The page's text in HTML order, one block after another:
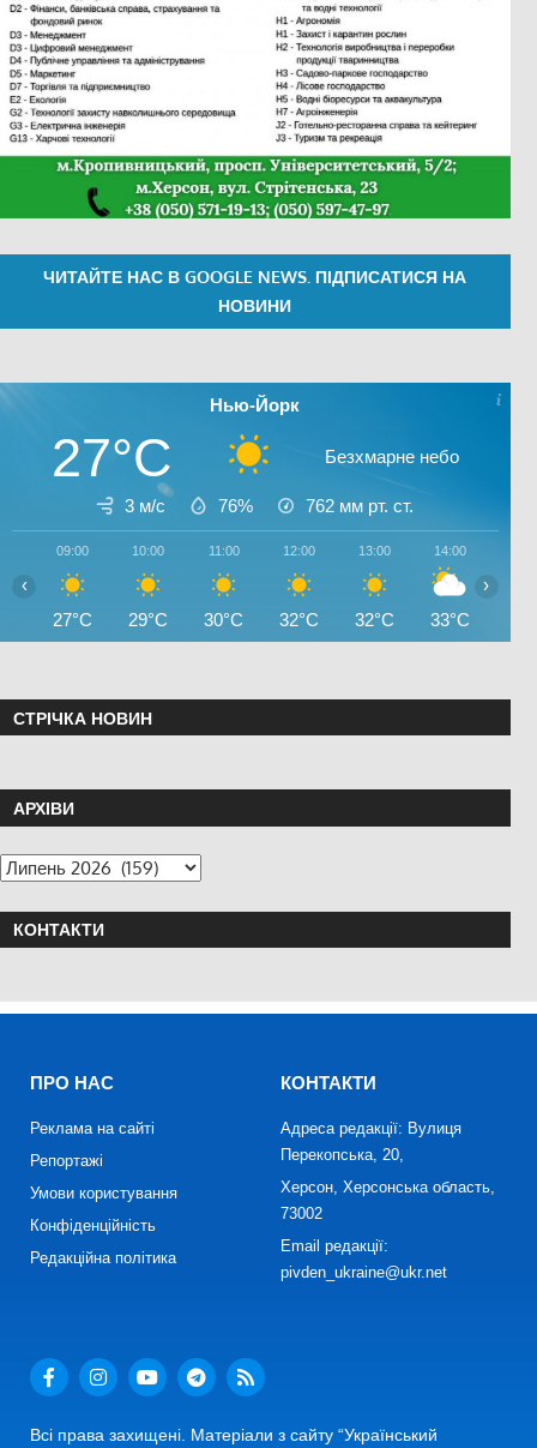
ЧИТАЙТЕ НАС В GOOGLE NEWS. ПІДПИСАТИСЯ НА
НОВИНИ
Нью-Йорк
27°C Безхмарне небо
3 м/с 76% 762 мм рт. ст.
09:00
27°C
10:00
29°C
11:00
30°C
12:00
32°C
13:00
32°C
14:00
33°C
‹ ›
СТРІЧКА НОВИН
АРХІВИ
КОНТАКТИ
ПРО НАС
Реклама на сайті
Репортажі
Умови користування
Конфіденційність
Редакційна політика
КОНТАКТИ
Адреса редакції: Вулиця
Перекопська, 20,
Херсон, Херсонська область,
73002
Email редакції:
pivden_ukraine@ukr.net
Всі права захищені. Матеріали з сайту “Український